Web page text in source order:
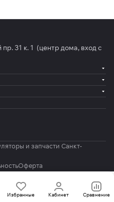
Избранные Кабинет Сравнение
31 к. 1 (центр дома, вход с
и запчасти Санкт-
Оферта